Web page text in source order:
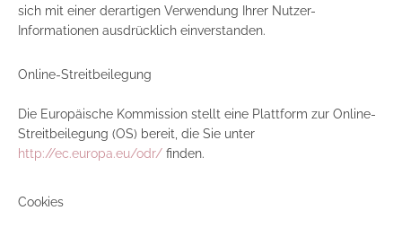
sich mit einer derartigen Verwendung Ihrer Nutzer-
Informationen ausdrücklich einverstanden.
Online-Streitbeilegung
Die Europäische Kommission stellt eine Plattform zur Online-
Streitbeilegung (OS) bereit, die Sie unter
http://ec.europa.eu/odr/ finden.
Cookies